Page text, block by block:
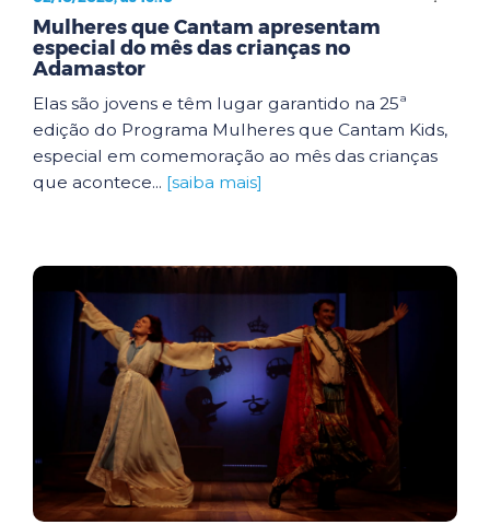
Mulheres que Cantam apresentam
especial do mês das crianças no
Adamastor
Elas são jovens e têm lugar garantido na 25ª
edição do Programa Mulheres que Cantam Kids,
especial em comemoração ao mês das crianças
que acontece... [saiba mais]